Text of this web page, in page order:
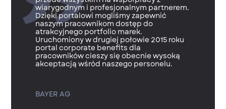
wiarygodnym i profesjonalnym partnerem.
Dzięki portalowi mogliśmy zapewnić
naszym pracownikom dostęp do
atrakcyjnego portfolio marek.
Uruchomiony w drugiej połowie 2015 roku
portal corporate benefits dla
pracowników cieszy się obecnie wysoką
akceptacją wśród naszego personelu.
BAYER AG